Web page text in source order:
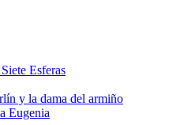
Esferas
y la dama del armiño
Eugenia